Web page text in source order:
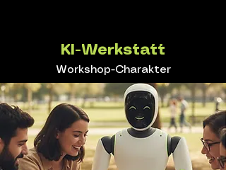
KI-Werkstatt
Workshop-Charakter